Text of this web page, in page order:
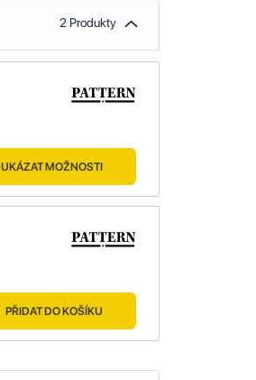
2 Produkty
UKÁZAT MOŽNOSTI
PŘIDAT DO KOŠÍKU